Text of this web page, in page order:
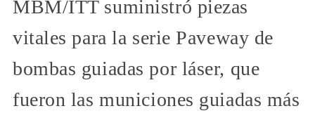
MBM/ITT suministró piezas
vitales para la serie Paveway de
bombas guiadas por láser, que
fueron las municiones guiadas más